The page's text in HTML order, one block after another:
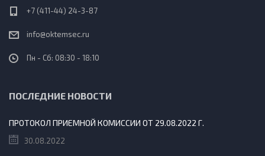
+7 (411-44) 24-3-87
info@oktemsec.ru
Пн - Сб: 08:30 - 18:10
ПОСЛЕДНИЕ НОВОСТИ
ПРОТОКОЛ ПРИЕМНОЙ КОМИССИИ ОТ 29.08.2022 Г.
30.08.2022